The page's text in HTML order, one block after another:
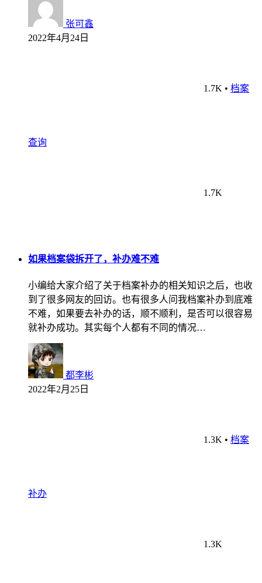
张可鑫
2022年4月24日
1.7K • 档案
查询
1.7K
如果档案袋拆开了，补办难不难
小编给大家介绍了关于档案补办的相关知识之后，也收
到了很多网友的回访。也有很多人问我档案补办到底难
不难，如果要去补办的话，顺不顺利，是否可以很容易
就补办成功。其实每个人都有不同的情况…
都李彬
2022年2月25日
1.3K • 档案
补办
1.3K